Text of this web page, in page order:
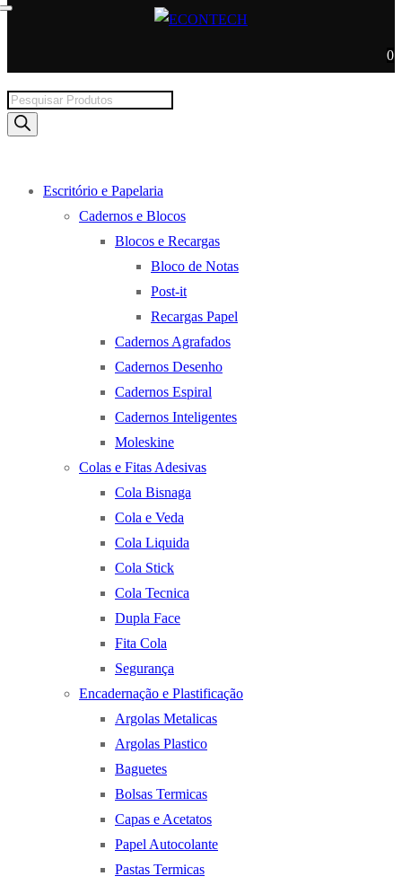
0
Products
search
Escritório e Papelaria
Cadernos e Blocos
Blocos e Recargas
Bloco de Notas
Post-it
Recargas Papel
Cadernos Agrafados
Cadernos Desenho
Cadernos Espiral
Cadernos Inteligentes
Moleskine
Colas e Fitas Adesivas
Cola Bisnaga
Cola e Veda
Cola Liquida
Cola Stick
Cola Tecnica
Dupla Face
Fita Cola
Segurança
Encadernação e Plastificação
Argolas Metalicas
Argolas Plastico
Baguetes
Bolsas Termicas
Capas e Acetatos
Papel Autocolante
Pastas Termicas